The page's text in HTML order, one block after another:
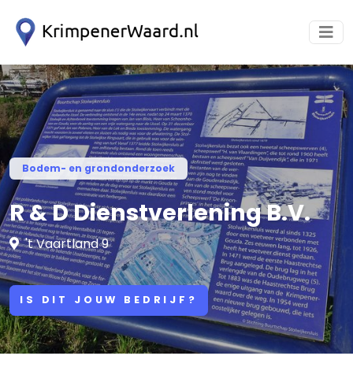
Bodem- en grondonderzoek
R & D Dienstverlening B.V.
't Vaartland 9
IS DIT JOUW BEDRIJF?